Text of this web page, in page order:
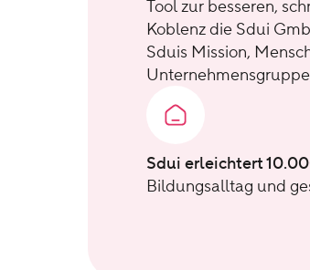
Tool zur besseren,
Koblenz die Sdui
Sduis Mission,
Sdui erleichtert
Bildungsalltag und